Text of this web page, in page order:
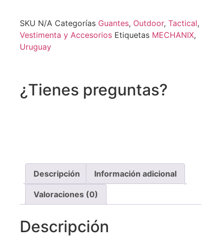
SKU N/A Categorías Guantes, Outdoor, Tactical,
Vestimenta y Accesorios Etiquetas MECHANIX,
Uruguay
¿Tienes preguntas?
Descripción Información adicional
Valoraciones (0)
Descripción